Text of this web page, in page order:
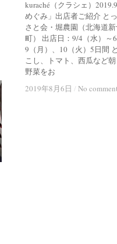
kuraché（クラシェ）
めぐみ」出店者ご紹介 と
さと会・堀農園（北海道
町） 出店日：9/4（水）～
9（月）、10（火）5日間
こし、トマト、西瓜など
野菜をお
2019年8月6日 / No
2019年8月6日 / No